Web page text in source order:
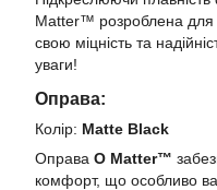
Matter™ розроблена для
свою міцність та
уваги!
Оправа:
Колір: Matte Black
Оправа O Matter™
комфорт, що особливо